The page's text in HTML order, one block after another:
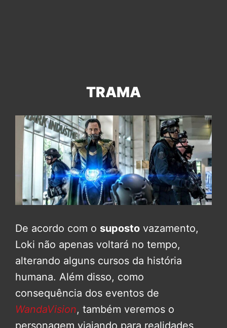
TRAMA
De acordo com o suposto vazamento,
Loki não apenas voltará no tempo,
alterando alguns cursos da história
humana. Além disso, como
consequência dos eventos de
WandaVision, também veremos o
personagem viajando para realidades